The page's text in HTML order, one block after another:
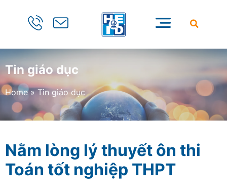
Tin giáo dục
Home»Tin giáo dục
Nằm lòng lý thuyết ôn thi
Toán tốt nghiệp THPT